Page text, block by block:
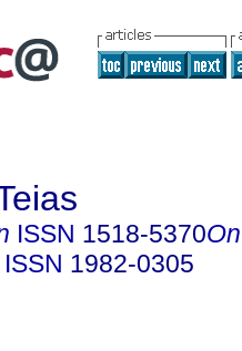
ISSN 1518-5370
ISSN 1982-0305